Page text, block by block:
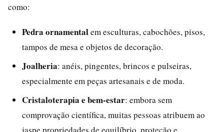
como:
Pedra ornamentalem esculturas, cabochões, pisos,
tampos de mesa e objetos de decoração.
Joalheria: anéis, pingentes, brincos e pulseiras,
especialmente em peças artesanais e de moda.
Cristaloterapia e bem-estar: embora sem
comprovação científica, muitas pessoas atribuem ao
jaspe propriedades de equilíbrio, proteção e